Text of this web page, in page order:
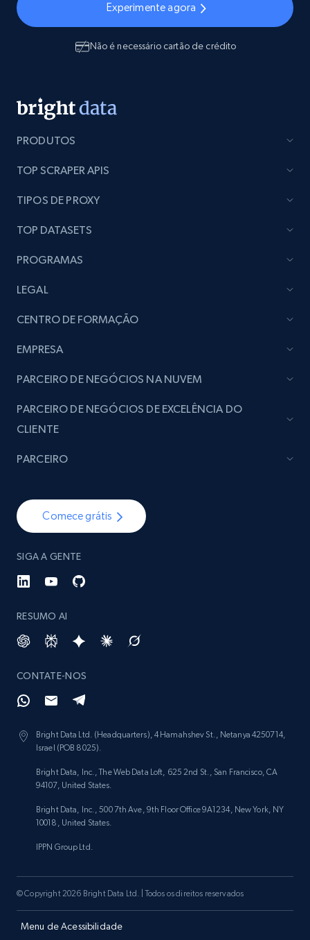
Experimente agora
Não é necessário cartão de crédito
PRODUTOS
TOP SCRAPER APIS
TIPOS DE PROXY
TOP DATASETS
PROGRAMAS
LEGAL
CENTRO DE FORMAÇÃO
EMPRESA
Comece grátis
SIGA A GENTE
RESUMO AI
CONTATE-NOS
Bright Data Ltd. (Headquarters), 4 Hamahshev St., Netanya 4250714,
Israel (POB 8025).
Bright Data, Inc., The Web Data Loft, 625 2nd St., San Francisco, CA
94107, United States.
Bright Data, Inc., 500 7th Ave, 9th Floor Office 9A1234, New York, NY
10018, United States.
IPPN Group Ltd.
PARCEIRO DE NEGÓCIOS NA NUVEM
PARCEIRO DE NEGÓCIOS DE EXCELÊNCIA DO
CLIENTE
PARCEIRO
Menu de Acessibilidade
© Copyright 2026 Bright Data Ltd. | Todos os direitos reservados